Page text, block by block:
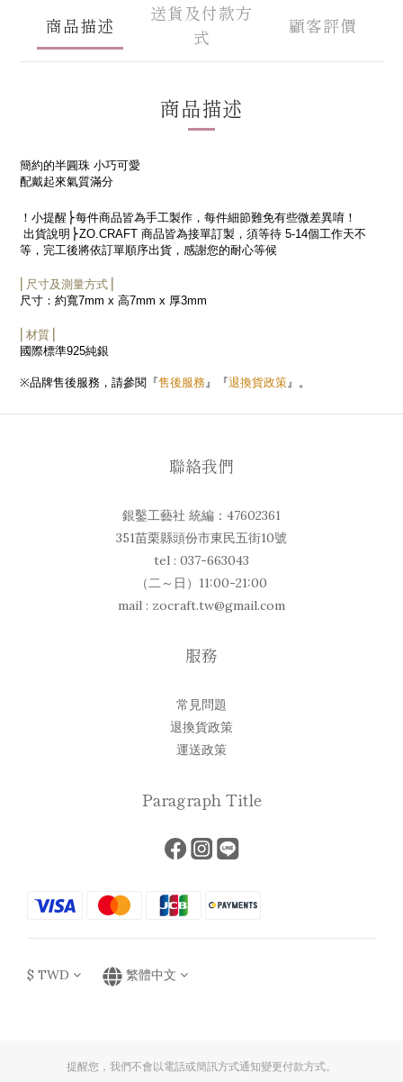
商品描述
送貨及付款方
式
顧客評價
商品描述
簡約的半圓珠 小巧可愛
配戴起來氣質滿分
！小提醒 ⎬每件商品皆為手工製作，每件細節難免有些微差異唷！
出貨說明 ⎬ZO.CRAFT 商品皆為接單訂製，須等待 5-14個工作天不
等，完工後將依訂單順序出貨，感謝您的耐心等候
⎜尺寸及測量方式⎟
尺寸：約寬7mm x 高7mm x 厚3mm
⎜材質⎟
國際標準925純銀
※品牌售後服務，請參閱『售後服務』『退換貨政策』。
聯絡我們
銀鑿工藝社 統編：47602361
351苗栗縣頭份市東民五街10號
tel : 037-663043
（二～日）11:00-21:00
mail : zocraft.tw@gmail.com
服務
常見問題
退換貨政策
運送政策
Paragraph Title
$ TWD 繁體中文
提醒您，我們不會以電話或簡訊方式通知變更付款方式。